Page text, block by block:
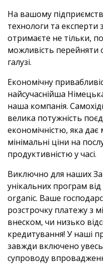
На вашому
технологи та експерти
отримаєте не тільки,
можливість перейняти
галузі.
Економічну
найсучаснійша
наша компанія.
велика потужність
економічністю, яка
мінімальні ціни на
продуктивністю у часі.
Виключно для наших
унікальних програм
organic. Ваше
розстрочку платежу з
внеском, чи низько
кредитування! У наші
завжди включено увесь
супроводу